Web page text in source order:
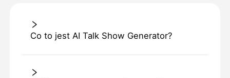
Co to jest AI Talk Show Generator?